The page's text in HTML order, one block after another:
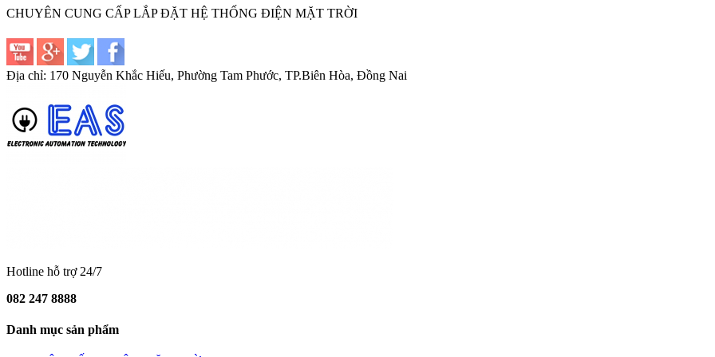
CHUYÊN CUNG CẤP LẮP ĐẶT HỆ THỐNG ĐIỆN MẶT TRỜI
Địa chỉ: 170 Nguyễn Khắc Hiếu, Phường Tam Phước, TP.Biên Hòa, Đồng Nai
Hotline hỗ trợ 24/7
082 247 8888
Danh mục sản phẩm